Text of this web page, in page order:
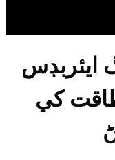
ايئربڊس
کي